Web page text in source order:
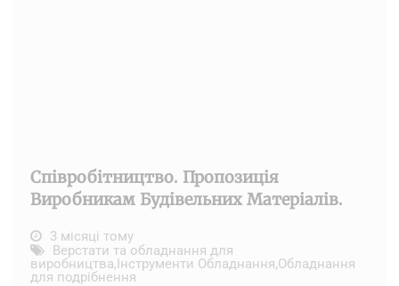
Співробітництво. Пропозиція
Виробникам Будівельних Матеріалів.
3 місяці тому
Верстати та обладнання для
виробництва,Інструменти Обладнання,Обладнання
для подрібнення